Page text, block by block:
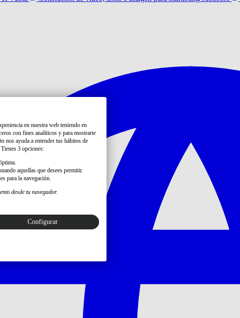
en nuestra web teniendo en
con fines analíticos y para mostrarte
nos ayuda a entender tus hábitos de
3 opciones:
aquellas que desees permitir.
para la navegación.
desde tu navegador.
Configurar